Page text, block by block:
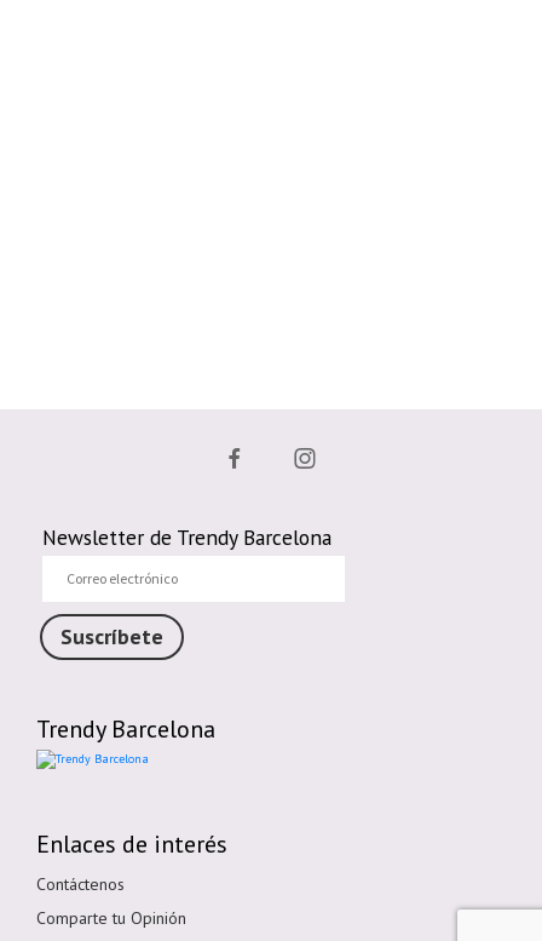
Newsletter de Trendy Barcelona
electrónico
Suscríbete
Trendy Barcelona
Enlaces de interés
Contáctenos
Comparte tu Opinión